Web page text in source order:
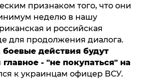
признаком того, что они
неделю в нашу
и российская
для продолжения диалога.
действия будут
- "не покупаться" на
к украинцам офицер ВСУ.